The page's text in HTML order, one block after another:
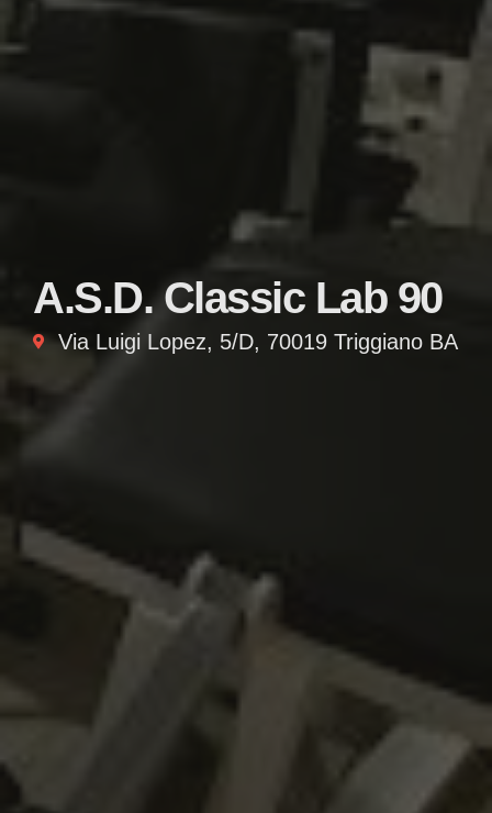
A.S.D. Classic Lab 90
Via Luigi Lopez, 5/D, 70019 Triggiano BA